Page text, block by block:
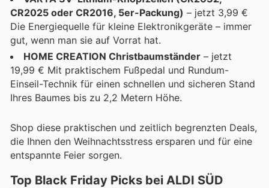
CR2025 oder CR2016, 5er-Packung) – jetzt 3,99 €
Die Energiequelle für kleine Elektronikgeräte – immer
gut, wenn man sie auf Vorrat hat.
HOME CREATION Christbaumständer – jetzt
19,99 € Mit praktischem Fußpedal und Rundum-
Einseil-Technik für einen schnellen und sicheren Stand
Ihres Baumes bis zu 2,2 Metern Höhe.
Shop diese praktischen und zeitlich begrenzten Deals,
die Ihnen den Weihnachtsstress ersparen und für eine
entspannte Feier sorgen.
Top Black Friday Picks bei ALDI SÜD